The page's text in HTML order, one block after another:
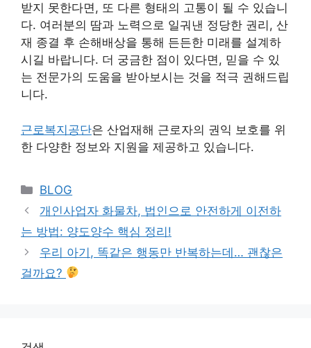
받지 못한다면, 또 다른 형태의 고통이 될 수 있습니
다. 여러분의 땀과 노력으로 일궈낸 정당한 권리, 산
재 종결 후 손해배상을 통해 든든한 미래를 설계하
시길 바랍니다. 더 궁금한 점이 있다면, 믿을 수 있
는 전문가의 도움을 받아보시는 것을 적극 권해드립
니다.
근로복지공단은 산업재해 근로자의 권익 보호를 위
한 다양한 정보와 지원을 제공하고 있습니다.
Categories
BLOG
개인사업자 화물차, 법인으로 안전하게 이전하
는 방법: 양도양수 핵심 정리!
우리 아기, 똑같은 행동만 반복하는데… 괜찮은
걸까요?